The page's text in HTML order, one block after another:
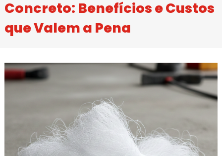
Concreto: Benefícios e Custos
que Valem a Pena